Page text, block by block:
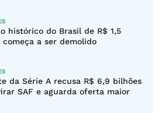
histórico do Brasil de R$ 1,5
começa a ser demolido
da Série A recusa R$ 6,9 bilhões
SAF e aguarda oferta maior